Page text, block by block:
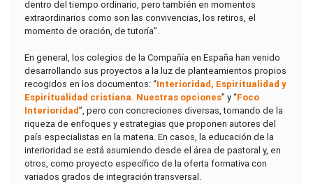
dentro del tiempo ordinario, pero también en momentos
extraordinarios como son las convivencias, los retiros, el
momento de oración, de tutoría”.
En general, los colegios de la Compañía en España han venido
desarrollando sus proyectos a la luz de planteamientos propios
recogidos en los documentos: “Interioridad, Espiritualidad y
Espiritualidad cristiana. Nuestras opciones” y “Foco
Interioridad”, pero con concreciones diversas, tomando de la
riqueza de enfoques y estrategias que proponen autores del
país especialistas en la materia. En casos, la educación de la
interioridad se está asumiendo desde el área de pastoral y, en
otros, como proyecto específico de la oferta formativa con
variados grados de integración transversal.